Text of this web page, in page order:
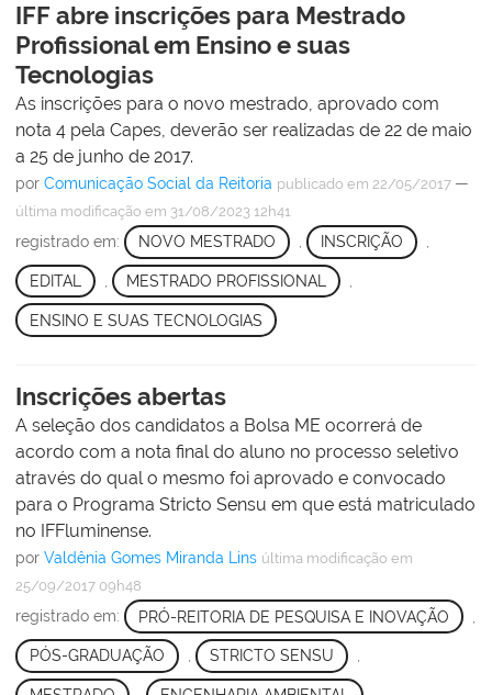
IFF abre inscrições para Mestrado
Profissional em Ensino e suas
Tecnologias
As inscrições para o novo mestrado, aprovado com
nota 4 pela Capes, deverão ser realizadas de 22 de maio
a 25 de junho de 2017.
por Comunicação Social da Reitoria publicado em 22/05/2017 —
última modificação em 31/08/2023 12h41
registrado em: NOVO MESTRADO , INSCRIÇÃO ,
EDITAL MESTRADO PROFISSIONAL
ENSINO E SUAS TECNOLOGIAS
Inscrições abertas
A seleção dos candidatos a Bolsa ME ocorrerá de
acordo com a nota final do aluno no processo seletivo
através do qual o mesmo foi aprovado e convocado
para o Programa Stricto Sensu em que está matriculado
no IFFluminense.
por Valdênia Gomes Miranda Lins última modificação em
25/09/2017 09h48
registrado em: PRÓ-REITORIA DE PESQUISA E INOVAÇÃO
PÓS-GRADUAÇÃO , STRICTO SENSU ,